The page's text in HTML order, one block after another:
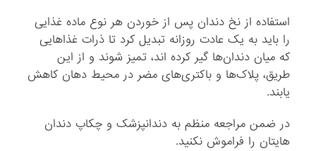
استفاده از نخ دندان پس از خوردن هر نوع ماده غذایی
را باید به یک عادت روزانه تبدیل کرد تا ذرات غذاهایی
که میان دندان‌ها گیر کرده اند، تمیز شوند و از این
طریق، پلاک‌ها و باکتری‌های مضر در محیط دهان کاهش
یابند.
در ضمن مراجعه منظم به دندانپزشک و چکاپ دندان
هایتان را فراموش نکنید.